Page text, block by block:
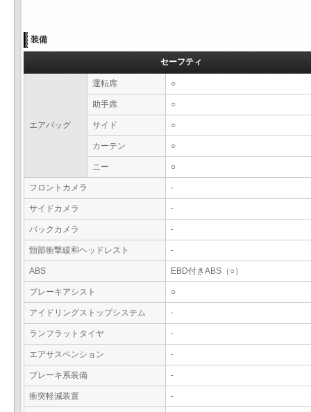
装備
セーフティ
エアバッグ
運転席 ○
助手席 ○
サイド ○
カーテン ○
ニー ○
フロントカメラ -
サイドカメラ -
バックカメラ -
頸部衝撃緩和ヘッドレスト -
ABS EBD付きABS（○）
ブレーキアシスト ○
アイドリングストップシステム -
ランフラットタイヤ -
エアサスペンション -
ブレーキ系装備 -
衝突軽減装置 -